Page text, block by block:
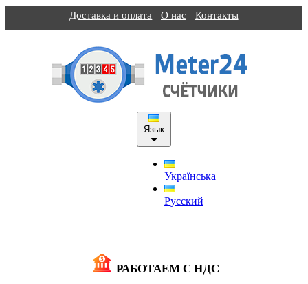
Доставка и оплата О нас Контакты
Язык
Українська
Русский
РАБОТАЕМ С НДС